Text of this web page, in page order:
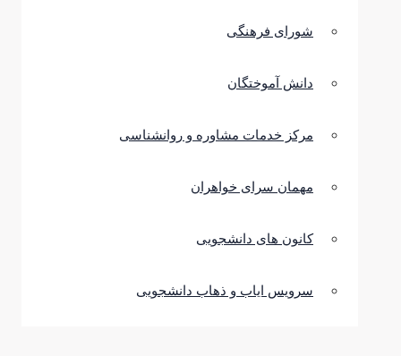
شورای فرهنگی
دانش آموختگان
مرکز خدمات مشاوره و روانشناسی
مهمان سرای خواهران
کانون های دانشجویی
سرویس ایاب و ذهاب دانشجویی